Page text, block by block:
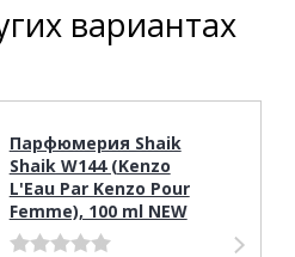
вариантах
Парфюмерия Shaik
Shaik W144 (Kenzo
L'Eau Par Kenzo Pour
Femme), 100 ml NEW